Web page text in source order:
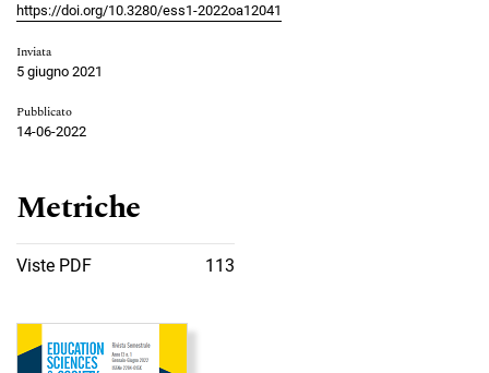
https://doi.org/10.3280/ess1-2022oa12041
Inviata
5 giugno 2021
Pubblicato
14-06-2022
Metriche
Viste PDF 113
Immagine di copertina